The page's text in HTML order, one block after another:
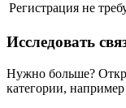
Регистрация не
Исследовать
Нужно больше?
категории, например